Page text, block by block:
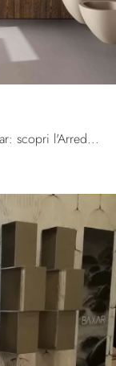
mobili bagno a terra M2 System 241 di Baxar: scopri l'Arredo Bagno in legno design e arreda la stanza del benessere.